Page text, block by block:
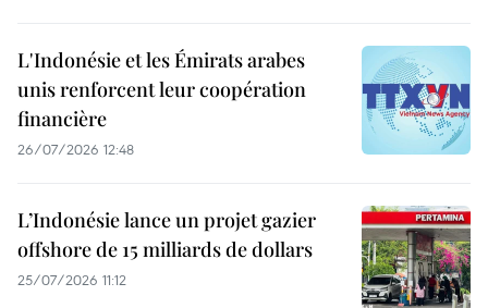
L'Indonésie et les Émirats arabes
unis renforcent leur coopération
financière
26/07/2026 12:48
L’Indonésie lance un projet gazier
offshore de 15 milliards de dollars
25/07/2026 11:12